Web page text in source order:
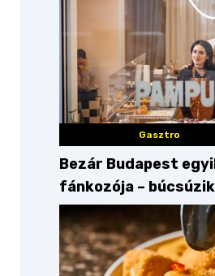
Gasztro
Bezár Budapest
fánkozója –